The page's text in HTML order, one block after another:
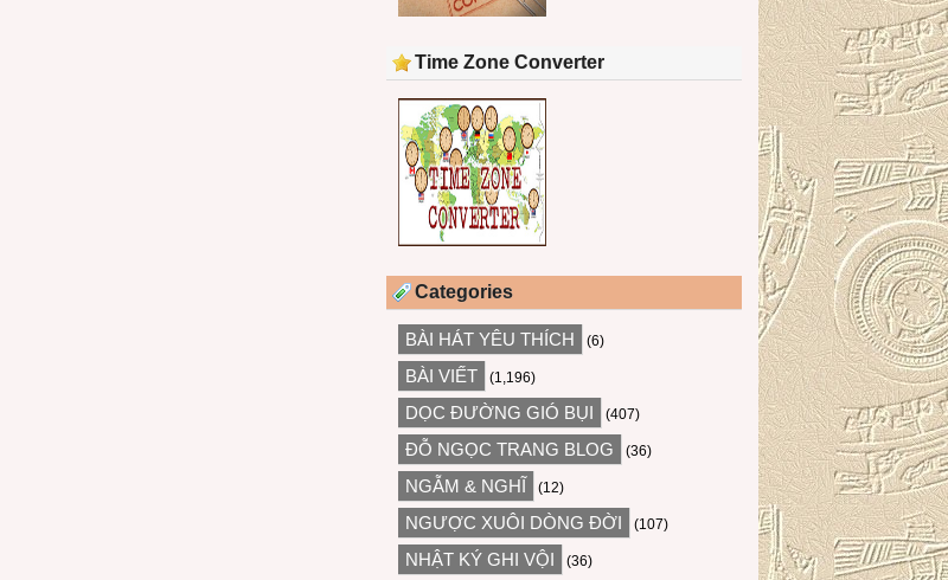
Time Zone Converter
Categories
BÀI HÁT YÊU THÍCH (6)
BÀI VIẾT (1,196)
DỌC ĐƯỜNG GIÓ BỤI (407)
ĐỖ NGỌC TRANG BLOG (36)
NGẪM & NGHĨ (12)
NGƯỢC XUÔI DÒNG ĐỜI (107)
NHẬT KÝ GHI VỘI (36)